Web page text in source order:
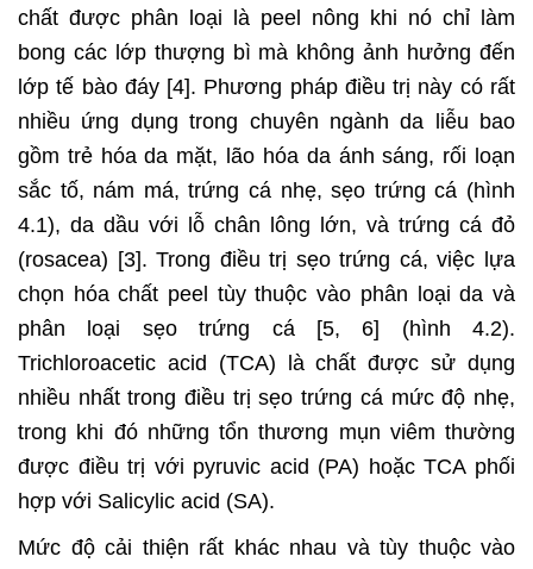
chất được phân loại là peel nông khi nó chỉ làm
bong các lớp thượng bì mà không ảnh hưởng đến
lớp tế bào đáy [4]. Phương pháp điều trị này có rất
nhiều ứng dụng trong chuyên ngành da liễu bao
gồm trẻ hóa da mặt, lão hóa da ánh sáng, rối loạn
sắc tố, nám má, trứng cá nhẹ, sẹo trứng cá (hình
4.1), da dầu với lỗ chân lông lớn, và trứng cá đỏ
(rosacea) [3]. Trong điều trị sẹo trứng cá, việc lựa
chọn hóa chất peel tùy thuộc vào phân loại da và
phân loại sẹo trứng cá [5, 6] (hình 4.2).
Trichloroacetic acid (TCA) là chất được sử dụng
nhiều nhất trong điều trị sẹo trứng cá mức độ nhẹ,
trong khi đó những tổn thương mụn viêm thường
được điều trị với pyruvic acid (PA) hoặc TCA phối
hợp với Salicylic acid (SA).
Mức độ cải thiện rất khác nhau và tùy thuộc vào